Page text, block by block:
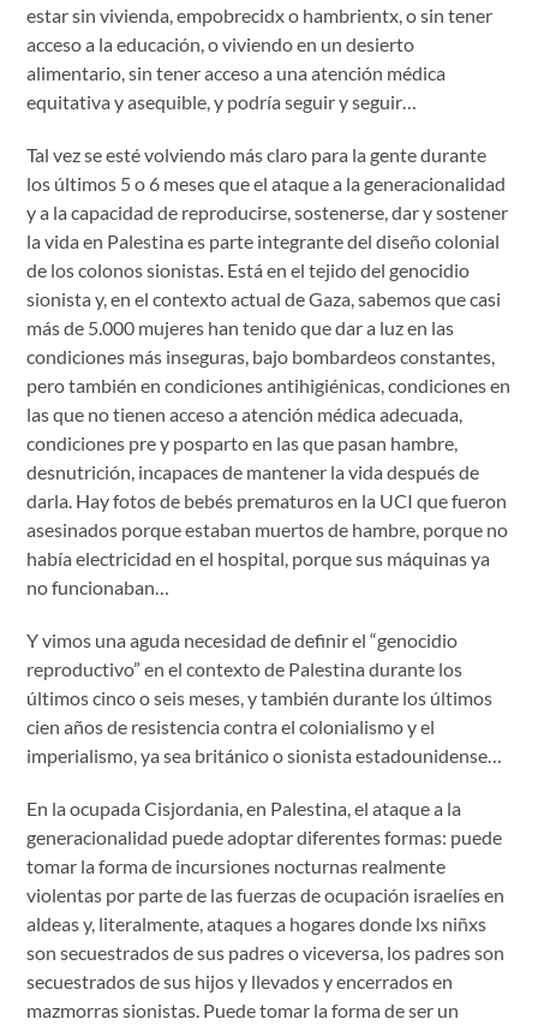
estar sin vivienda, empobrecidx o hambrientx, o sin tener
acceso a la educación, o viviendo en un desierto
alimentario, sin tener acceso a una atención médica
equitativa y asequible, y podría seguir y seguir…
Tal vez se esté volviendo más claro para la gente durante
los últimos 5 o 6 meses que el ataque a la generacionalidad
y a la capacidad de reproducirse, sostenerse, dar y sostener
la vida en Palestina es parte integrante del diseño colonial
de los colonos sionistas. Está en el tejido del genocidio
sionista y, en el contexto actual de Gaza, sabemos que casi
más de 5.000 mujeres han tenido que dar a luz en las
condiciones más inseguras, bajo bombardeos constantes,
pero también en condiciones antihigiénicas, condiciones en
las que no tienen acceso a atención médica adecuada,
condiciones pre y posparto en las que pasan hambre,
desnutrición, incapaces de mantener la vida después de
darla. Hay fotos de bebés prematuros en la UCI que fueron
asesinados porque estaban muertos de hambre, porque no
había electricidad en el hospital, porque sus máquinas ya
no funcionaban…
Y vimos una aguda necesidad de definir el “genocidio
reproductivo” en el contexto de Palestina durante los
últimos cinco o seis meses, y también durante los últimos
cien años de resistencia contra el colonialismo y el
imperialismo, ya sea británico o sionista estadounidense…
En la ocupada Cisjordania, en Palestina, el ataque a la
generacionalidad puede adoptar diferentes formas: puede
tomar la forma de incursiones nocturnas realmente
violentas por parte de las fuerzas de ocupación israelíes en
aldeas y, literalmente, ataques a hogares donde lxs niñxs
son secuestrados de sus padres o viceversa, los padres son
secuestrados de sus hijos y llevados y encerrados en
mazmorras sionistas. Puede tomar la forma de ser un